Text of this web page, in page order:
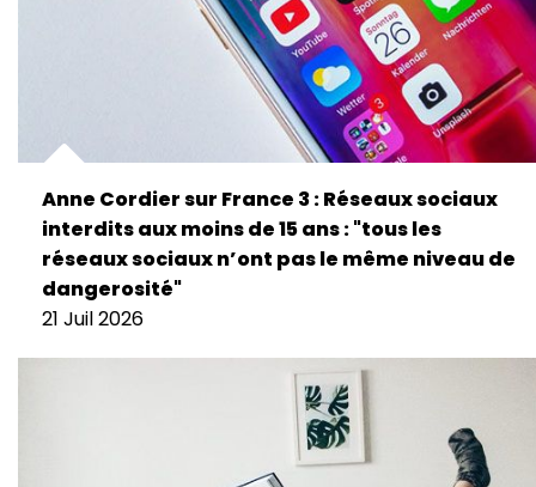
Anne Cordier sur France 3 : Réseaux sociaux
interdits aux moins de 15 ans : "tous les
réseaux sociaux n’ont pas le même niveau de
dangerosité"
21 Juil 2026